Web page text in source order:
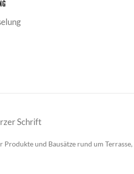
und Bausätze rund um Terrasse,